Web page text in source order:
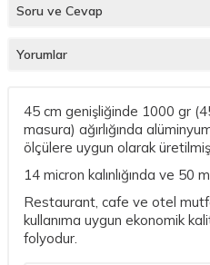
Soru ve Cevap
Yorumlar
45 cm genişliğinde 1000 gr
masura) ağırlığında
ölçülere uygun olarak
14 micron kalınlığında ve 50
Restaurant, cafe ve otel
kullanıma uygun ekonomik
folyodur.